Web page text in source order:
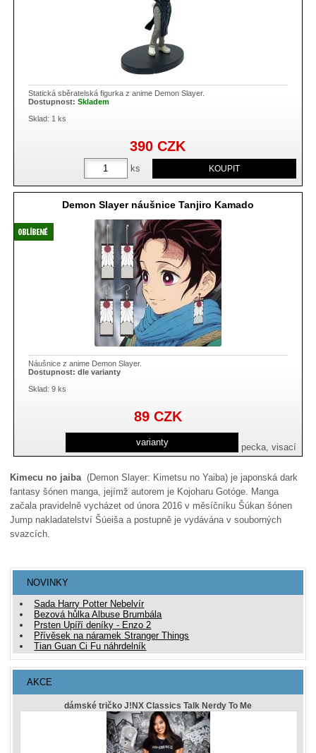
Statická sběratelská figurka z anime Demon Slayer.
Dostupnost:Skladem
Sklad: 1 ks
ks
390CZK
Demon Slayer náušnice Tanjiro Kamado
Náušnice z anime Demon Slayer.
Dostupnost:dle varianty
Sklad: 9 ks
varianty klip, pecka, visací
89 CZK
Kimecu no jaiba (Demon Slayer: Kimetsu no Yaiba) je japonská dark
fantasy šónen manga, jejímž autorem je Kojoharu Gotóge. Manga
začala pravidelně vycházet od února 2016 v měsíčníku Šúkan šónen
Jump nakladatelství Šúeiša a postupně je vydávána v souborných
svazcích.
NOVINKY
Sada Harry Potter Nebelvír
Bezová hůlka Albuse Brumbála
Prsten Upíří deníky - Enzo 2
Přívěsek na náramek Stranger Things
Tian Guan Ci Fu náhrdelník
AKCE
dámské tričko J!NX Classics Talk Nerdy To Me